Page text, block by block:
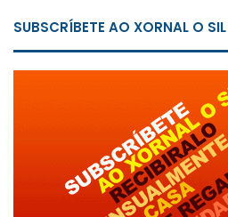
SUBSCRÍBETE AO XORNAL O SIL